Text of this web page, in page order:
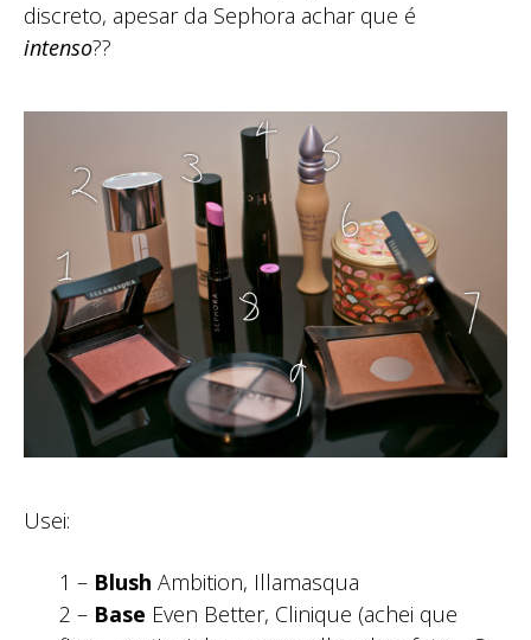
discreto, apesar da Sephora achar que é
intenso??
Usei:
1 – Blush Ambition, Illamasqua
2 – Base Even Better, Clinique (achei que